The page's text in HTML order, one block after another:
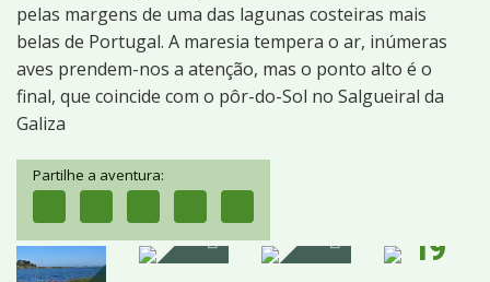
pelas margens de uma das lagunas costeiras mais
belas de Portugal. A maresia tempera o ar, inúmeras
aves prendem-nos a atenção, mas o ponto alto é o
final, que coincide com o pôr-do-Sol no Salgueiral da
Galiza
Partilhe a aventura:
19
IMAGENS